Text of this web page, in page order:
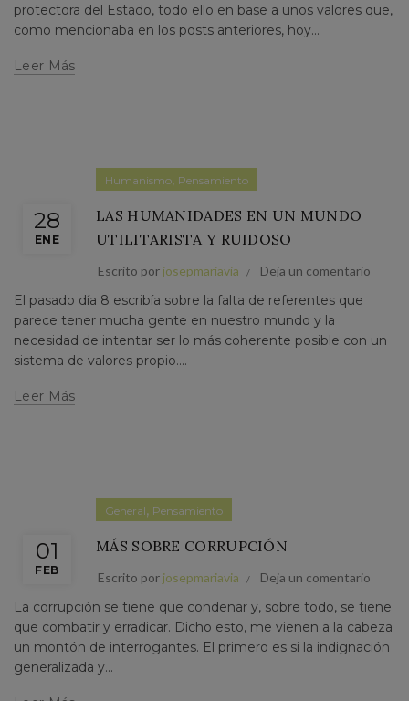
protectora del Estado, todo ello en base a unos valores que,
como mencionaba en los posts anteriores, hoy...
Leer Más
28
ENE
Humanismo, Pensamiento
LAS HUMANIDADES EN UN MUNDO
UTILITARISTA Y RUIDOSO
Escrito por josepmariavia Deja un comentario
El pasado día 8 escribía sobre la falta de referentes que
parece tener mucha gente en nuestro mundo y la
necesidad de intentar ser lo más coherente posible con un
sistema de valores propio....
Leer Más
01
FEB
General, Pensamiento
MÁS SOBRE CORRUPCIÓN
Escrito por josepmariavia Deja un comentario
La corrupción se tiene que condenar y, sobre todo, se tiene
que combatir y erradicar. Dicho esto, me vienen a la cabeza
un montón de interrogantes. El primero es si la indignación
generalizada y...